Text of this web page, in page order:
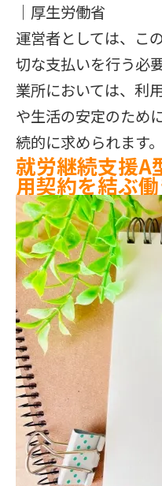
｜厚生労働省
運営者としては、こ
切な支払いを行う必
業所においては、利
や生活の安定のため
続的に求められます。
就労継続支援A
用契約を結ぶ